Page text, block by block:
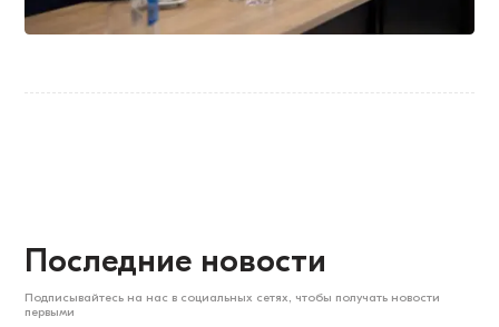
Последние новости
Подписывайтесь на нас в социальных сетях, чтобы получать новости
первыми